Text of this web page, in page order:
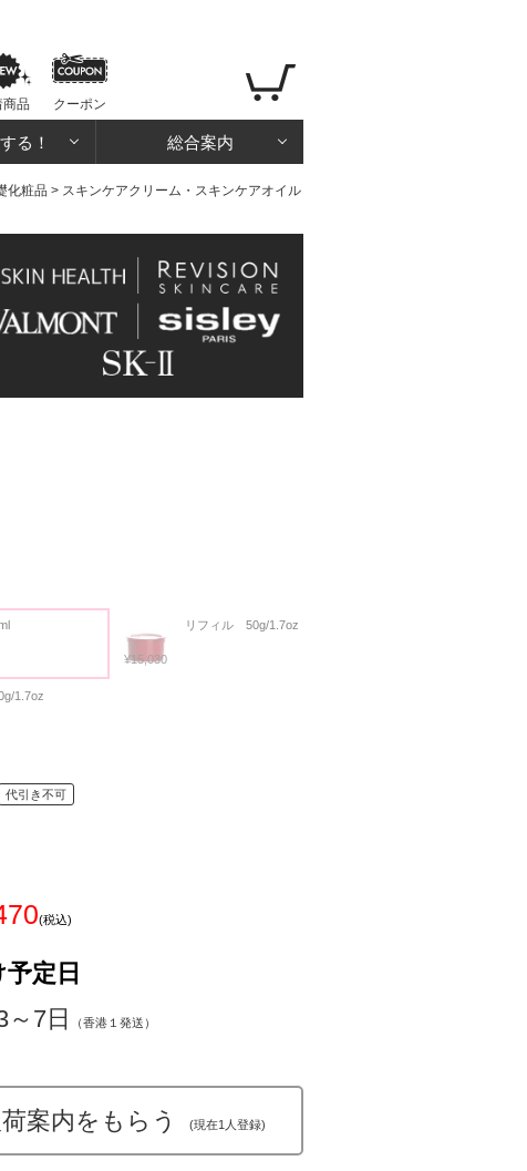
商品 クーポン
る！ 総合案内
化粧品 > スキンケアクリーム・スキンケアオイル
¥15,030
リフィル 50g/1.7oz
1.7oz
代引き不可
(税込)
定日
～7日
（香港１発送）
案内をもらう (現在1人登録)